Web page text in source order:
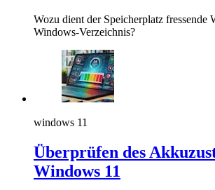
Wozu dient der Speicherplatz fressende
Windows-Verzeichnis?
windows 11
Überprüfen des
Windows 11